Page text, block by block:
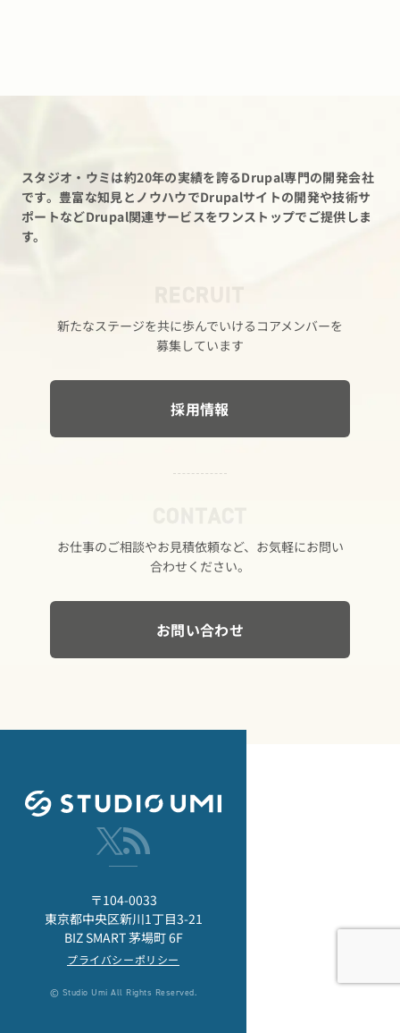
スタジオ・ウミは約20年の実績を誇るDrupal専門の開発会社
です。 豊富な知見とノウハウでDrupalサイトの開発や技術サ
ポートなどDrupal関連サービスをワンストップでご提供しま
す。
新たな​ステージを​共に​歩んでいける​コアメンバーを​
募集しています
採用情報
お仕事の​ご相談や​お見積依頼など、​お気軽に​お問い​
合わせください。
お問い合わせ
〒104-0033
東京都中央区新川1丁目3-21
BIZ SMART 茅場町 6F
プライバシーポリシー
© Studio Umi All Rights Reserved.